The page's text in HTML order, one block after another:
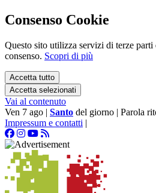
Consenso Cookie
Questo sito utilizza servizi di terze
consenso. Scopri di più
Accetta tutto
Accetta selezionati
Vai al contenuto
Ven 7 ago | Santo del giorno | Parola
Impressum e contatti |